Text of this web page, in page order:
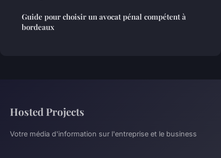
Guide pour choisir un avocat pénal compétent à
bordeaux
Hosted Projects
Votre média d'information sur l'entreprise et le business